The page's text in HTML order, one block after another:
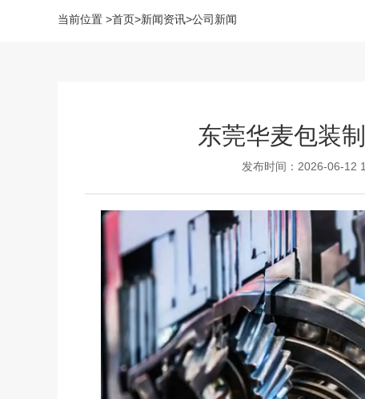
当前位置 >首页>新闻资讯>公司新闻
东莞华麦包装
发布时间：2026-06-12